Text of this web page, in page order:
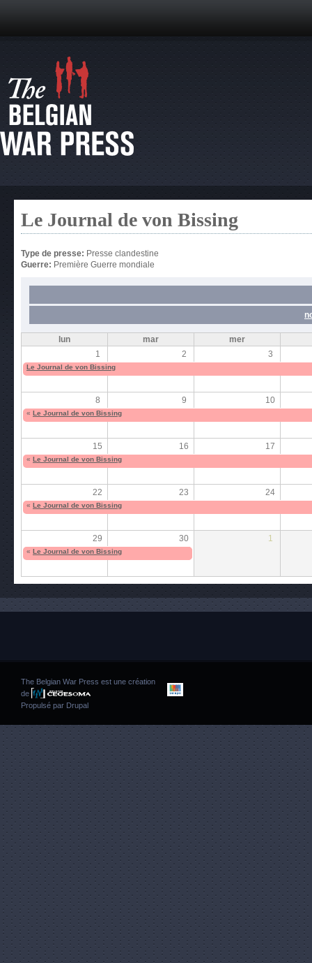
Le Journal de von Bissing
Type de presse: Presse clandestine
Guerre: Première Guerre mondiale
lun mar
mer
1
2 3
Le Journal de von Bissing
8 9 10
« Le Journal de von Bissing
15 16 17
« Le Journal de von Bissing
22 23 24
« Le Journal de von Bissing
29 30 1
« Le Journal de von Bissing
The Belgian War Press est une création
de
Propulsé par Drupal